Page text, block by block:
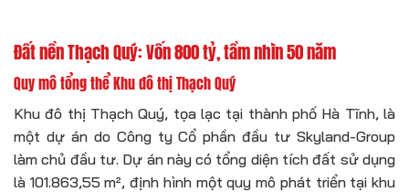
Đất nền Thạch Quý: Vốn 800 tỷ, tầm nhìn 50 năm
Quy mô tổng thể Khu đô thị Thạch Quý
Khu đô thị Thạch Quý, tọa lạc tại thành phố Hà Tĩnh, là
một dự án do Công ty Cổ phần đầu tư Skyland-Group
làm chủ đầu tư. Dự án này có tổng diện tích đất sử dụng
là 101.863,55 m², định hình một quy mô phát triển tại khu